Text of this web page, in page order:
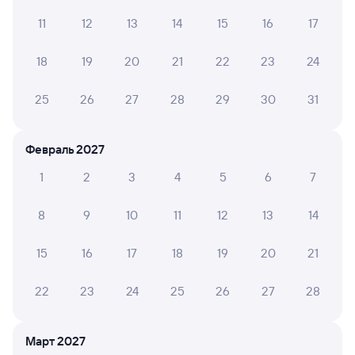
6 причин купить ж/д билеты
Онлайн-покупка за 4 минуты
Онлайн-возврат билетов без очереди в кассу
ЕЛЕНА А.
11 12 13 14 15 16 17
18 19 20 21 22 23 24
25 26 27 28 29 30 31
Февраль 2027
1
2 3 4 5 6 7
8 9 10 11 12 13 14
15 16 17 18 19 20 21
22 23 24 25 26 27 28
Март 2027